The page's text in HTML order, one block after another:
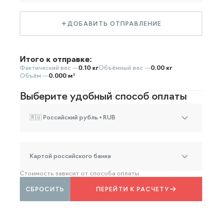
ДОБАВИТЬ ОТПРАВЛЕНИЕ
Итого к отправке:
Фактический вес —0.10 кгОбъёмный вес —0.00 кг
Объём —0.000 м³
Выберите удобный способ оплаты
🇷🇺 Российский рубль • RUB
Картой российского банка
Стоимость зависит от способа оплаты
ПЕРЕЙТИ К РАСЧЕТУ
СБРОСИТЬ